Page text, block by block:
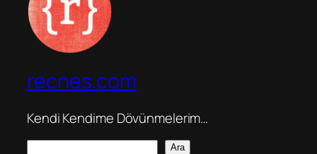
recnes.com
Kendi Kendime Dövünmelerim…
Ara